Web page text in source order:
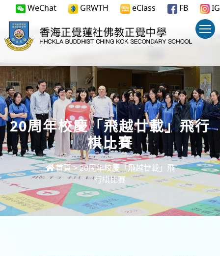
WeChat GRWTH eClass FB IG
20周年校慶「飛越廿載」飛行
棋比賽
首頁>20周年校慶「飛越廿載」飛
行棋比賽